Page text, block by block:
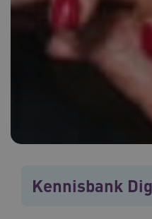
Kennisbank